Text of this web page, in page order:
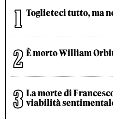
Toglieteci tutto, ma
È morto William
La morte di
viabilità